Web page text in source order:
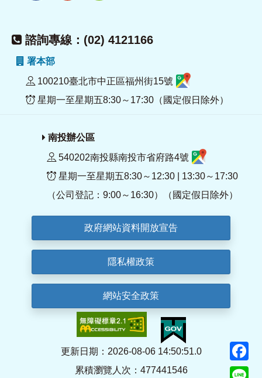
諮詢專線：(02) 4121166
署本部
100210臺北市中正區福州街15號
星期一至星期五8:30～17:30（國定假日除外）
南投辦公區
540202南投縣南投市省府路4號
星期一至星期五8:30～12:30 | 13:30～17:30
（公司登記：9:00～16:30）（國定假日除外）
政府網站資料開放宣告
隱私權政策
網站安全政策
更新日期：2026-08-06 14:50:51.0
累積瀏覽人次：477441546